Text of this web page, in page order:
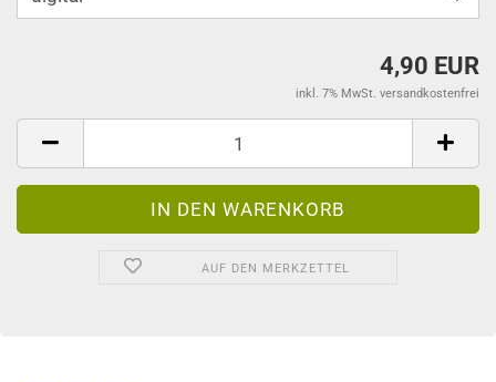
4,90 EUR
inkl. 7% MwSt. versandkostenfrei
AUF DEN MERKZETTEL